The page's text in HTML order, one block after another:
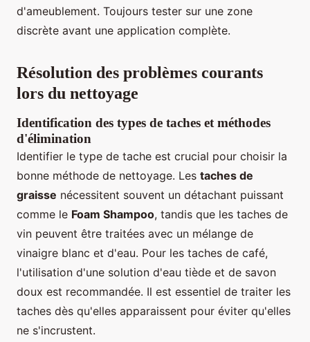
d'ameublement. Toujours tester sur une zone
discrète avant une application complète.
Résolution des problèmes courants
lors du nettoyage
Identification des types de taches et méthodes
d'élimination
Identifier le type de tache est crucial pour choisir la
bonne méthode de nettoyage. Les taches de
graisse nécessitent souvent un détachant puissant
comme le Foam Shampoo, tandis que les taches de
vin peuvent être traitées avec un mélange de
vinaigre blanc et d'eau. Pour les taches de café,
l'utilisation d'une solution d'eau tiède et de savon
doux est recommandée. Il est essentiel de traiter les
taches dès qu'elles apparaissent pour éviter qu'elles
ne s'incrustent.